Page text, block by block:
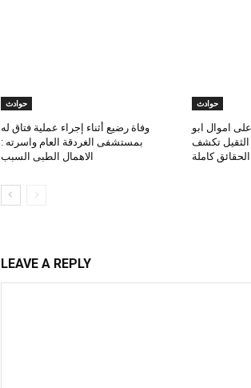
حوادث
اموال ابو
الثقيل تكشف
الحقائق كاملة
حوادث
وفاة رضيع أثناء إجراء عملية فتاق له
بمستشفى الغردقة العام واسرته :
الاهمال الطبى السبب
LEAVE A REPLY